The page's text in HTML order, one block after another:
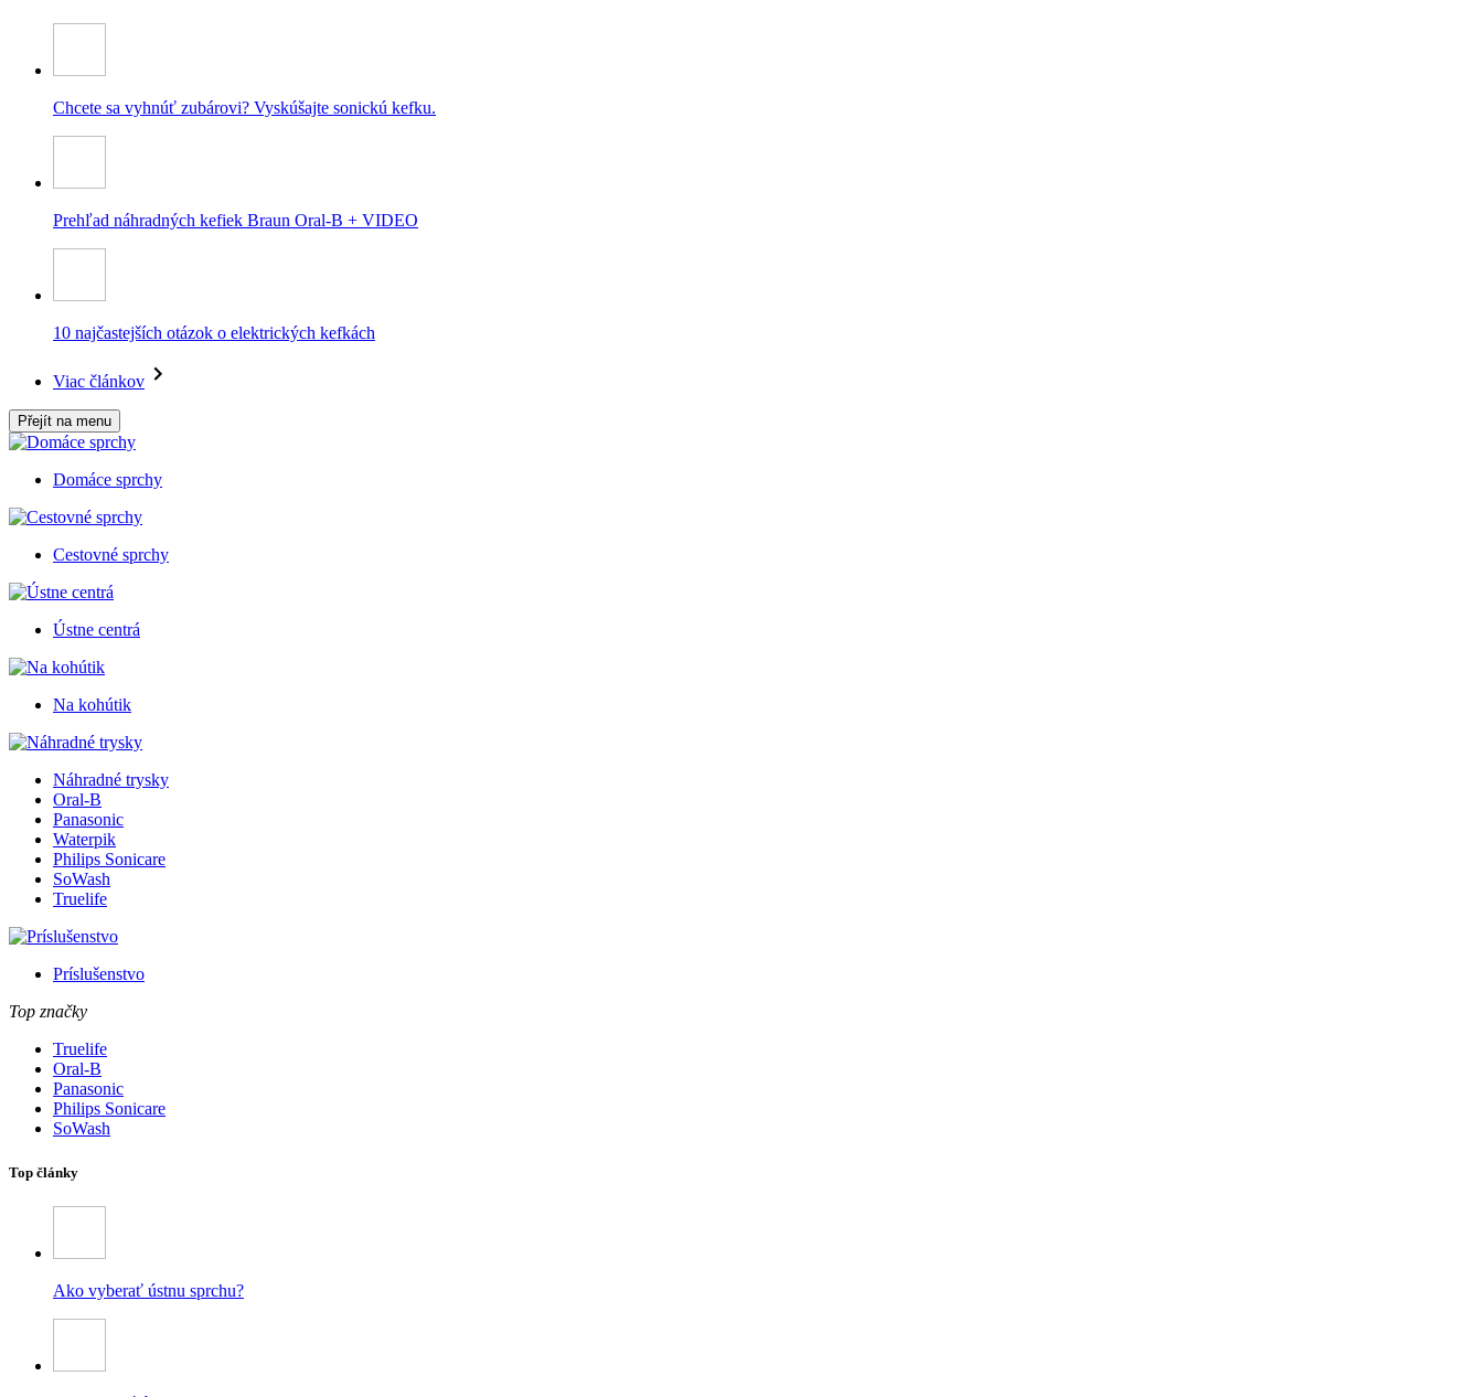
Chcete sa vyhnúť zubárovi? Vyskúšajte sonickú kefku.
Prehľad náhradných kefiek Braun Oral-B + VIDEO
10 najčastejších otázok o elektrických kefkách
Viac článkov
Přejít na menu
Domáce sprchy
Cestovné sprchy
Ústne centrá
Na kohútik
Náhradné trysky
Oral-B
Panasonic
Waterpik
Philips Sonicare
SoWash
Truelife
Príslušenstvo
Top značky
Truelife
Oral-B
Panasonic
Philips Sonicare
SoWash
Top články
Ako vyberať ústnu sprchu?